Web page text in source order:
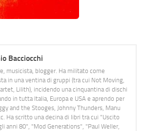
Bacciocchi
musicista, blogger. Ha militato come
in una ventina di gruppi (tra cui Not Moving,
Lilith), incidendo una cinquantina di dischi
in tutta Italia, Europa e USA e aprendo per
and the Stooges, Johnny Thunders, Manu
Ha scritto una decina di libri tra cui "Uscito
anni 80", "Mod Generations", "Paul Weller,